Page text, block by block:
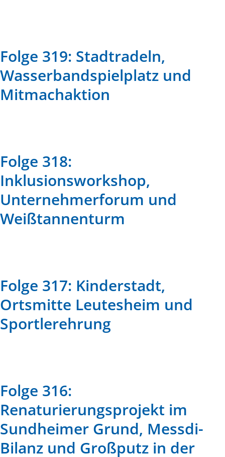
Folge 319: Stadtradeln,
Wasserbandspielplatz und
Mitmachaktion
Folge 318:
Inklusionsworkshop,
Unternehmerforum und
Weißtannenturm
Folge 317: Kinderstadt,
Ortsmitte Leutesheim und
Sportlerehrung
Folge 316:
Renaturierungsprojekt im
Sundheimer Grund, Messdi-
Bilanz und Großputz in der